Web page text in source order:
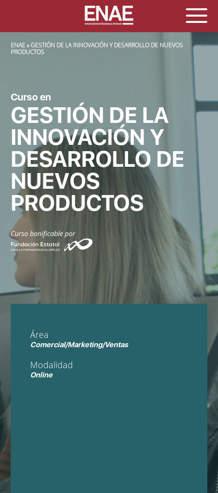
SOBRESCRIBIR ENLACES DE AYUDA A LA NAVEGACIÓN
ENAE
GESTIÓN DE LA INNOVACIÓN Y DESARROLLO DE NUEVOS
PRODUCTOS
Curso en
GESTIÓN DE LA
INNOVACIÓN Y
DESARROLLO DE
NUEVOS
PRODUCTOS
Área
Comercial/Marketing/Ventas
Modalidad
Online